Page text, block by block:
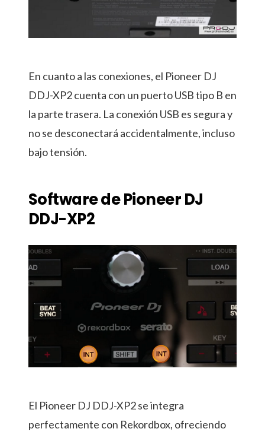
En cuanto a las conexiones, el Pioneer DJ
DDJ-XP2 cuenta con un puerto USB tipo B en
la parte trasera. La conexión USB es segura y
no se desconectará accidentalmente, incluso
bajo tensión.
Software de Pioneer DJ
DDJ-XP2
El Pioneer DJ DDJ-XP2 se integra
perfectamente con Rekordbox, ofreciendo